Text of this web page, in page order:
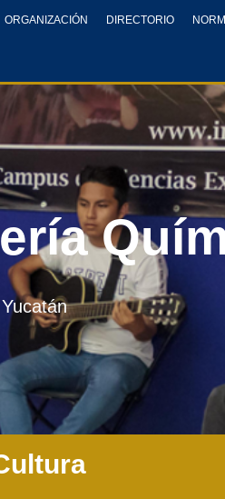
ORGANIZACIÓN DIRECTORIO